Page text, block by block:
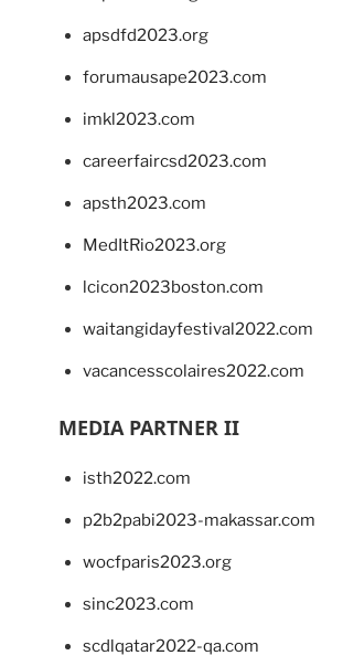
apsdfd2023.org
forumausape2023.com
imkl2023.com
careerfaircsd2023.com
apsth2023.com
MedItRio2023.org
lcicon2023boston.com
waitangidayfestival2022.com
vacancesscolaires2022.com
MEDIA PARTNER II
isth2022.com
p2b2pabi2023-makassar.com
wocfparis2023.org
sinc2023.com
scdlqatar2022-qa.com